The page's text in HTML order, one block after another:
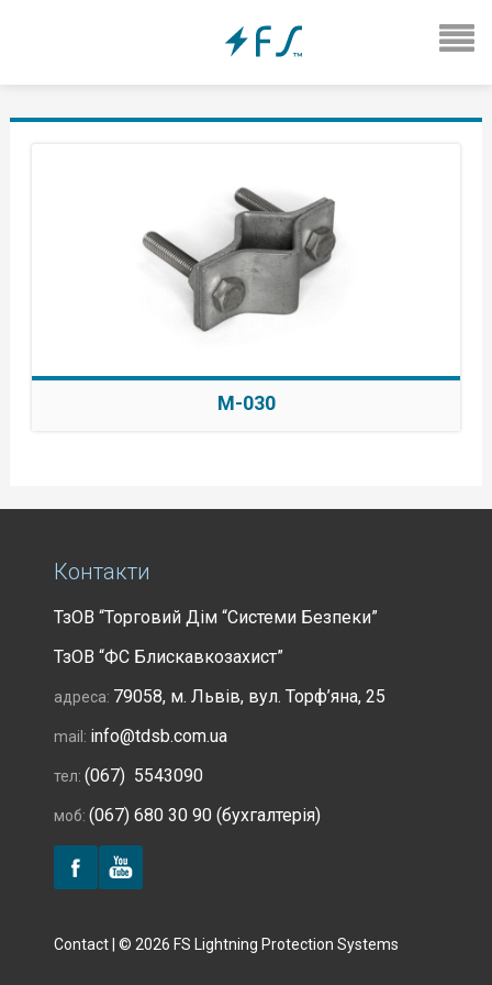
M-030
Контакти
ТзОВ “Торговий Дім “Системи Безпеки”
ТзОВ “ФС Блискавкозахист”
адреса: 79058, м. Львів, вул. Торф’яна, 25
mail: info@tdsb.com.ua
тел: (067) 5543090
моб: (067) 680 30 90 (бухгалтерія)
Contact | © 2026 FS Lightning Protection Systems